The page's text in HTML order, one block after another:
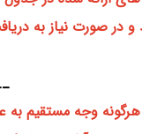
وجه مستقیم به